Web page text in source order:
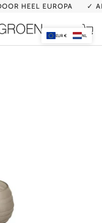
HEEL EUROPA ✓ AL
EUR € NL